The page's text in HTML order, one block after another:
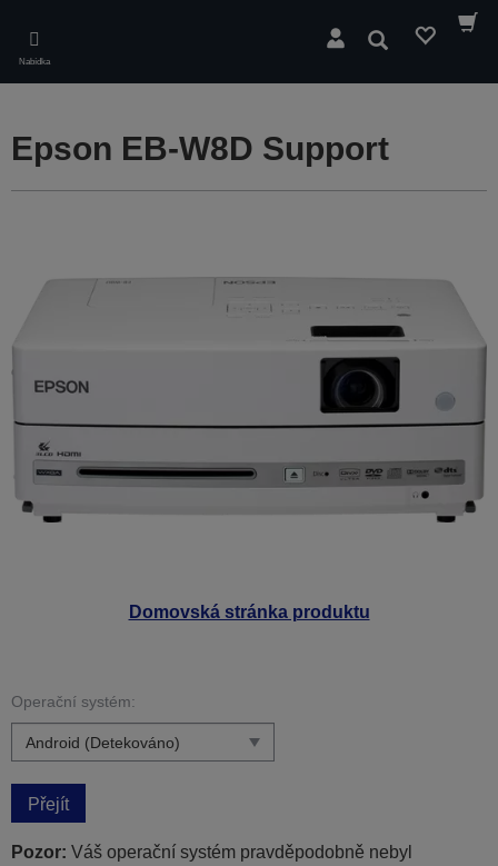
main
content
Nabídka
Hledat
Domovská stránka produktu
Epson EB-W8D Support
Operační systém:
Přejít
Pozor: Váš operační systém pravděpodobně nebyl